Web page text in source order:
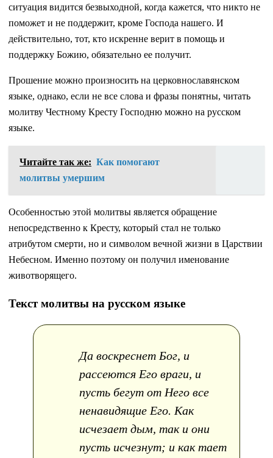
ситуация видится безвыходной, когда кажется, что никто не
поможет и не поддержит, кроме Господа нашего. И
действительно, тот, кто искренне верит в помощь и
поддержку Божию, обязательно ее получит.
Прошение можно произносить на церковнославянском
языке, однако, если не все слова и фразы понятны, читать
молитву Честному Кресту Господню можно на русском
языке.
Читайте так же: Как помогают
молитвы умершим
Особенностью этой молитвы является обращение
непосредственно к Кресту, который стал не только
атрибутом смерти, но и символом вечной жизни в Царствии
Небесном. Именно поэтому он получил именование
животворящего.
Текст молитвы на русском языке
Да воскреснет Бог, и
рассеются Его враги, и
пусть бегут от Него все
ненавидящие Его. Как
исчезает дым, так и они
пусть исчезнут; и как тает